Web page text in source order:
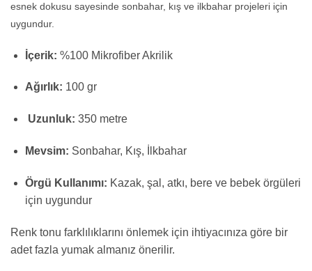
esnek dokusu sayesinde sonbahar, kış ve ilkbahar projeleri için
uygundur.
İçerik: %100 Mikrofiber Akrilik
Ağırlık: 100 gr
Uzunluk: 350 metre
Mevsim: Sonbahar, Kış, İlkbahar
Örgü Kullanımı: Kazak, şal, atkı, bere ve bebek örgüleri
için uygundur
Renk tonu farklılıklarını önlemek için ihtiyacınıza göre bir
adet fazla yumak almanız önerilir.